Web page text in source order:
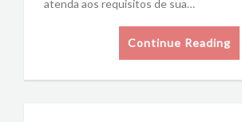
atenda aos requisitos de sua…
Continue Reading